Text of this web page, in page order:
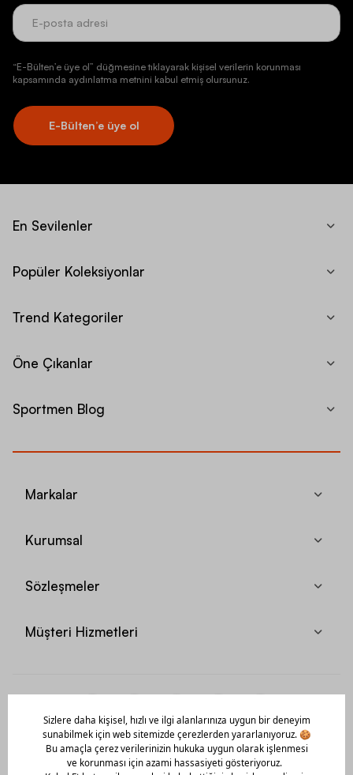
“E-Bülten’e üye ol” düğmesine tıklayarak kişisel verilerin korunması
kapsamında aydınlatma metnini kabul etmiş olursunuz.
E-Bülten’e üye ol
En Sevilenler
Popüler Koleksiyonlar
Trend Kategoriler
Öne Çıkanlar
Sportmen Blog
Markalar
Kurumsal
Sözleşmeler
Müşteri Hizmetleri
Mobil Uygulamamızı Hemen İndir!